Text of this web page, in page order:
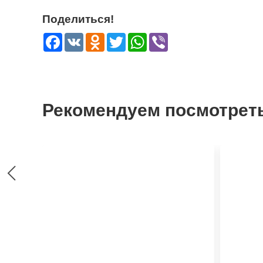
Поделиться!
Facebook
VK Odnoklassniki
TwitterWhatsApp
Рекомендуем